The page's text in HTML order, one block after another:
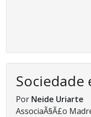
Sociedade
Por Neide Uriarte
AssociaÃ§Ã£o